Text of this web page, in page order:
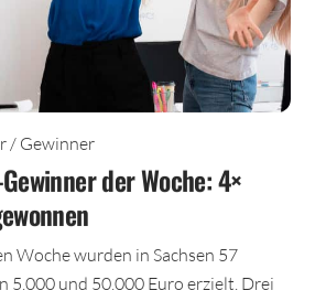
/ Gewinner
der Woche: 4×
Woche wurden in Sachsen 57
5.000 und 50.000 Euro erzielt. Drei